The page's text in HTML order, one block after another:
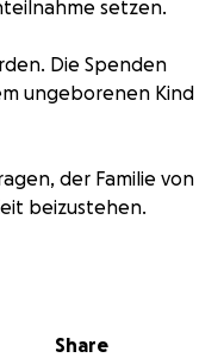
setzen.
Die Spenden
ungeborenen Kind
der Familie von
beizustehen.
Dr.
Share